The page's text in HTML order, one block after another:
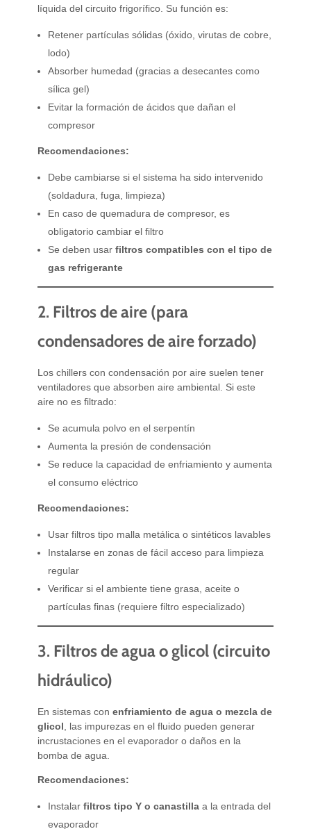
líquida del circuito frigorífico. Su función es:
Retener partículas sólidas (óxido, virutas de cobre,
lodo)
Absorber humedad (gracias a desecantes como
sílica gel)
Evitar la formación de ácidos que dañan el
compresor
Recomendaciones:
Debe cambiarse si el sistema ha sido intervenido
(soldadura, fuga, limpieza)
En caso de quemadura de compresor, es
obligatorio cambiar el filtro
Se deben usarfiltros compatibles con el tipo de
gas refrigerante
2. Filtros de aire (para
condensadores de aire forzado)
Los chillers con condensación por aire suelen tener
ventiladores que absorben aire ambiental. Si este
aire no es filtrado:
Se acumula polvo en el serpentín
Aumenta la presión de condensación
Se reduce la capacidad de enfriamiento y aumenta
el consumo eléctrico
Recomendaciones:
Usar filtros tipo malla metálica o sintéticos lavables
Instalarse en zonas de fácil acceso para limpieza
regular
Verificar si el ambiente tiene grasa, aceite o
partículas finas (requiere filtro especializado)
3. Filtros de agua o glicol (circuito
hidráulico)
En sistemas con enfriamiento de agua o mezcla de
glicol , las impurezas en el fluido pueden generar
incrustaciones en el evaporador o daños en la
bomba de agua.
Recomendaciones:
Instalarfiltros tipo Y o canastilla a la entrada del
evaporador